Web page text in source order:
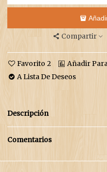
Compartir
Favorito 2 Añadir
A Lista De Deseos
Descripción
Comentarios